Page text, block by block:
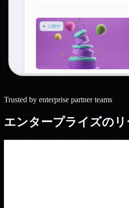
Trusted by enterprise partner teams
エンタープライズの